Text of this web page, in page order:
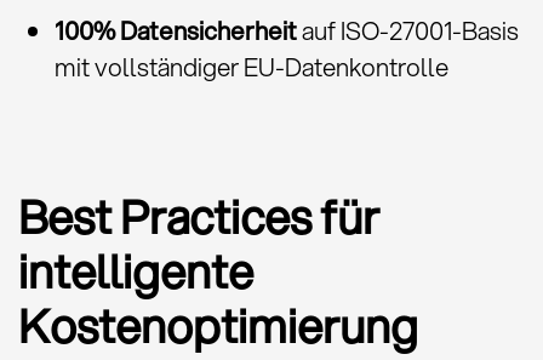
100% Datensicherheitauf ISO-27001-Basis
mit vollständiger EU-Datenkontrolle
Best Practices für
intelligente
Kostenoptimierung